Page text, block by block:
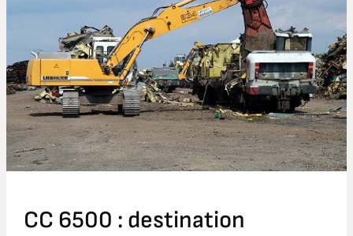
CC 6500 : destination